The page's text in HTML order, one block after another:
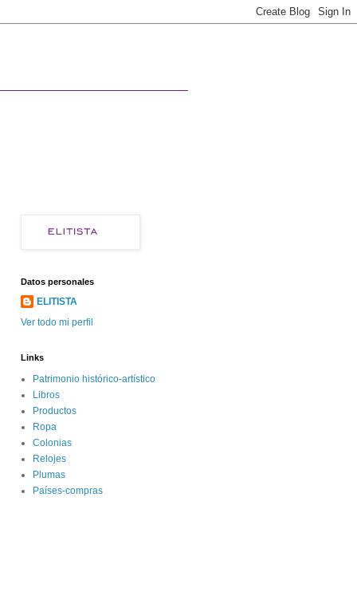
Datos personales
ELITISTA
Ver todo mi perfil
Links
Patrimonio histórico-artístico
Libros
Productos
Ropa
Colonias
Relojes
Plumas
Países-compras